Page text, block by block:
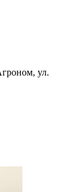
ул.